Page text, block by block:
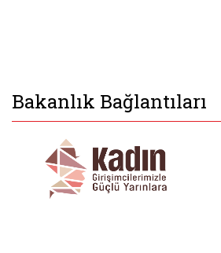
Bakanlık Bağlantıları